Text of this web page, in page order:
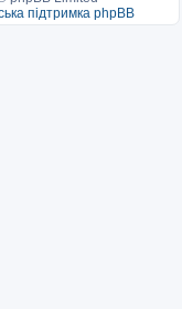
підтримка phpBB